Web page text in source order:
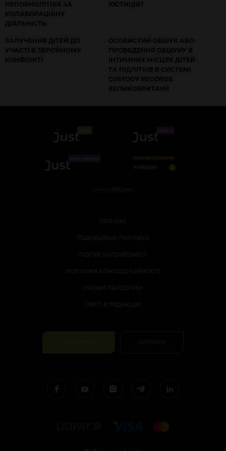
НЕПОВНОЛІТНІХ ЗА
КОЛАБОРАЦІЙНУ
ДІЯЛЬНІСТЬ
ЮСТИЦІЯ?
ЗАЛУЧЕННЯ ДІТЕЙ ДО
УЧАСТІ В ЗБРОЙНОМУ
КОНФЛІКТІ
ОСОБИСТИЙ ОБШУК АБО
ПРОВЕДЕННЯ ОБШУКУ В
ІНТИМНИХ МІСЦЯХ ДІТЕЙ
ТА ПІДЛІТКІВ В СИСТЕМІ
CUSTODY RECORDS
ВЕЛИКОБРИТАНІЇ
ПРО НАС
РЕДАКЦІЙНА ПОЛІТИКА
ПІДПИСКА/ДАЙДЖЕСТ
ПОЛІТИКА КОНФІДЕНЦІЙНОСТІ
УМОВИ ПЕРЕДРУКУ
ЛИСТ В РЕДАКЦІЮ